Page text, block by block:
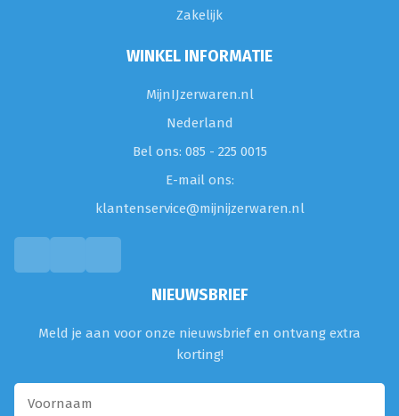
Zakelijk
WINKEL INFORMATIE
MijnIJzerwaren.nl
Nederland
Bel ons: 085 - 225 0015
E-mail ons:
klantenservice@mijnijzerwaren.nl
NIEUWSBRIEF
Meld je aan voor onze nieuwsbrief en ontvang extra
korting!